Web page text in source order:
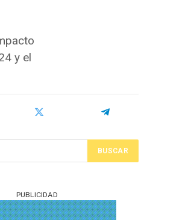
y el
PUBLICIDAD